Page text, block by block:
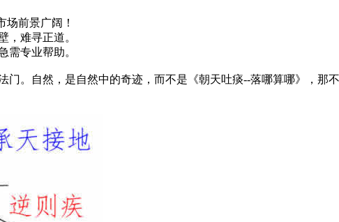
前景广阔！
难寻正道。
专业帮助。
自然，是自然中的奇迹，而不是《朝天吐痰--落哪算哪》，那